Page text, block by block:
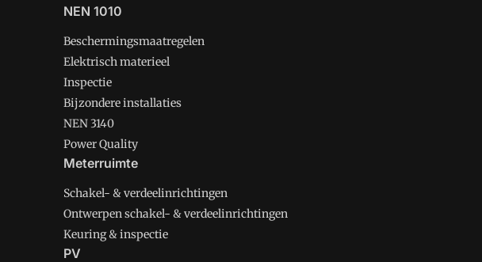
NEN 1010
Beschermingsmaatregelen
Elektrisch materieel
Inspectie
Bijzondere installaties
NEN 3140
Power Quality
Meterruimte
Schakel- & verdeelinrichtingen
Ontwerpen schakel- & verdeelinrichtingen
Keuring & inspectie
PV